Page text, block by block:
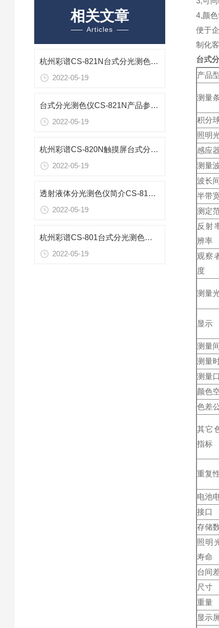
相关文章
Articles
杭州彩谱CS-821N台式分光测色仪产品参数
2022-05-19
台式分光测色仪CS-821N产品参数杭州彩谱
2022-05-19
杭州彩谱CS-820N触摸屏台式分光测色仪简介
2022-05-19
透射液体分光测色仪简介CS-810杭州彩谱
2022-05-19
杭州彩谱CS-801台式分光测色仪产品资料
2022-05-19
4,颜
便于
制化
台式
产品
测量
积分
照明
感应
测量
波长
半带
测定
反射
辨率
观察
度
测量
显示
测量
测量
测量
颜色
色差
其它
指标
重复
电池
接口
存储
照明
寿命
台间
尺寸
重量
显示